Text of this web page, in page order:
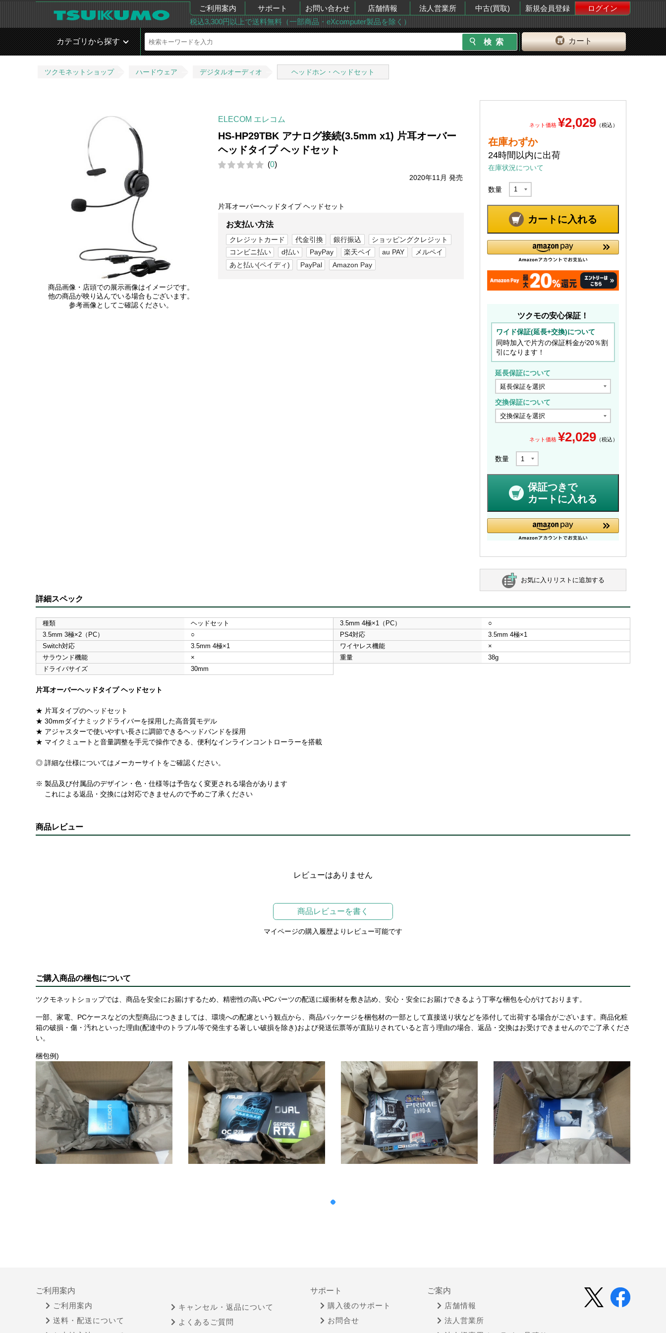
ご利用案内 サポート お問い合わせ 店舗情報 法人営業所 中古(買取) 新規会員登録
ログイン
税込3,300円以上で送料無料（一部商品・eXcomputer製品を除く）
カート
カテゴリから探す
ツクモネットショップ ハードウェア デジタルオーディオ ヘッドホン・ヘッドセット
商品画像・店頭での展示画像はイメージです。
他の商品が映り込んでいる場合もございます。
参考画像としてご確認ください。
ELECOM エレコム
HS-HP29TBK アナログ接続(3.5mm x1) 片耳オーバー
ヘッドタイプ ヘッドセット
(0)
2020年11月 発売
片耳オーバーヘッドタイプ ヘッドセット
お支払い方法
クレジットカード 代金引換 銀行振込
ショッピングクレジット
コンビニ払い
d払い PayPay 楽天ペイ au PAY
メルペイ
あと払い(ペイディ)
PayPal Amazon Pay
ネット価格 ¥2,029 （税込）
在庫わずか
24時間以内に出荷
在庫状況について
数量
カートに入れる
ツクモの安心保証！
ワイド保証(延長+交換)について
同時加入で片方の保証料金が20％割
引になります！
延長保証について
交換保証について
ネット価格 ¥2,029 （税込）
数量
保証つきで
カートに入れる
お気に入りリストに追加する
詳細スペック
種類 ヘッドセット 3.5mm 4極×1（PC）
○
3.5mm 3極×2（PC）
○ PS4対応
3.5mm 4極×1
Switch対応
3.5mm 4極×1 ワイヤレス機能
×
サラウンド機能
× 重量
38g
ドライバサイズ
30mm
片耳オーバーヘッドタイプ ヘッドセット
★ 片耳タイプのヘッドセット
★ 30mmダイナミックドライバーを採用した高音質モデル
★ アジャスターで使いやすい長さに調節できるヘッドバンドを採用
★ マイクミュートと音量調整を手元で操作できる、便利なインラインコントローラーを搭載
◎ 詳細な仕様についてはメーカーサイトをご確認ください。
※ 製品及び付属品のデザイン・色・仕様等は予告なく変更される場合があります
これによる返品・交換には対応できませんので予めご了承ください
商品レビュー
レビューはありません
商品レビューを書く
マイページの購入履歴よりレビュー可能です
ご購入商品の梱包について
ツクモネットショップでは、商品を安全にお届けするため、精密性の高いPCパーツの配送に緩衝材を敷き詰め、安心・安全にお届けできるよう丁寧な梱包を心がけております。
一部、家電、PCケースなどの大型商品につきましては、環境への配慮という観点から、商品パッケージを梱包材の一部として直接送り状などを添付して出荷する場合がございます。商品化粧
箱の破損・傷・汚れといった理由(配達中のトラブル等で発生する著しい破損を除き)および発送伝票等が直貼りされていると言う理由の場合、返品・交換はお受けできませんのでご了承くださ
い。
梱包例)
ご利用案内
ご利用案内
送料・配送について
キャンセル・返品について
よくあるご質問
サポート
購入後のサポート
お問合せ
ご案内
店舗情報
法人営業所